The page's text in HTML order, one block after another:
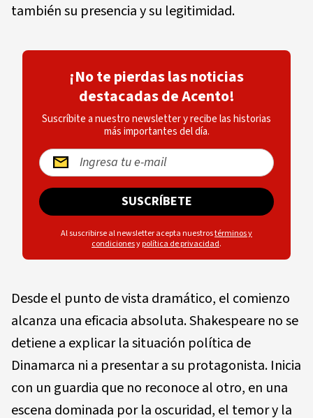
también su presencia y su legitimidad.
¡No te pierdas las noticias
destacadas de Acento!
Suscríbite a nuestro newsletter y recibe las historias
más importantes del día.
SUSCRÍBETE
Al suscribirse al newsletter acepta nuestrostérminos y
condicionesypolítica de privacidad.
Desde el punto de vista dramático, el comienzo
alcanza una eficacia absoluta. Shakespeare no se
detiene a explicar la situación política de
Dinamarca ni a presentar a su protagonista. Inicia
con un guardia que no reconoce al otro, en una
escena dominada por la oscuridad, el temor y la